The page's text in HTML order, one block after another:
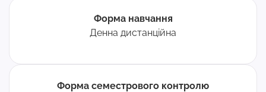
Форма навчання
Денна дистанційна
Форма семестрового контролю